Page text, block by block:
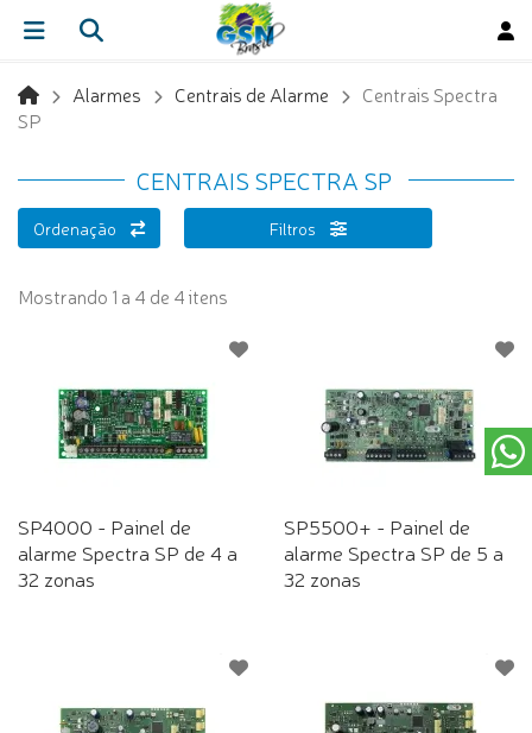
Alarmes Centrais de Alarme
Centrais Spectra
SP
CENTRAIS SPECTRA SP
Ordenação Filtros
Mostrando 1 a 4 de 4 itens
SP4000 - Painel de
alarme Spectra SP de 4 a
32 zonas
SP5500+ - Painel de
alarme Spectra SP de 5 a
32 zonas